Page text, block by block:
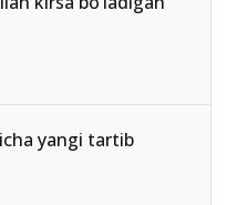
kirsa bo‘ladigan